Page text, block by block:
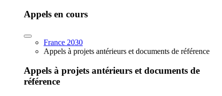
Appels en cours
France 2030
Appels à projets antérieurs et documents de référence
Appels à projets antérieurs et documents de
référence